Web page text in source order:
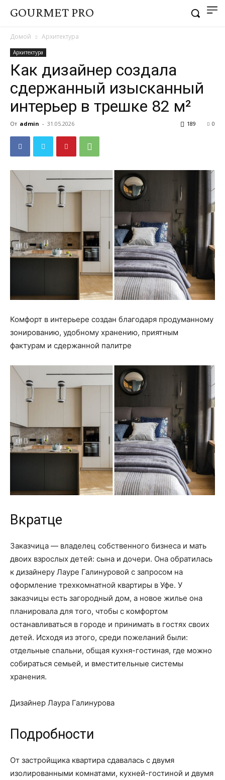
GOURMET PRO
Домой Архитектура
Архитектура
Как дизайнер создала
сдержанный изысканный
интерьер в трешке 82 м²
От admin - 31.05.2026 0
189
Комфорт в интерьере создан благодаря продуманному
зонированию, удобному хранению, приятным
фактурам и сдержанной палитре
Вкратце
Заказчица — владелец собственного бизнеса и мать
двоих взрослых детей: сына и дочери. Она обратилась
к дизайнеру Лауре Галинуровой с запросом на
оформление трехкомнатной квартиры в Уфе. У
заказчицы есть загородный дом, а новое жилье она
планировала для того, чтобы с комфортом
останавливаться в городе и принимать в гостях своих
детей. Исходя из этого, среди пожеланий были:
отдельные спальни, общая кухня-гостиная, где можно
собираться семьей, и вместительные системы
хранения.
Дизайнер Лаура Галинурова
Подробности
От застройщика квартира сдавалась с двумя
изолированными комнатами, кухней-гостиной и двумя